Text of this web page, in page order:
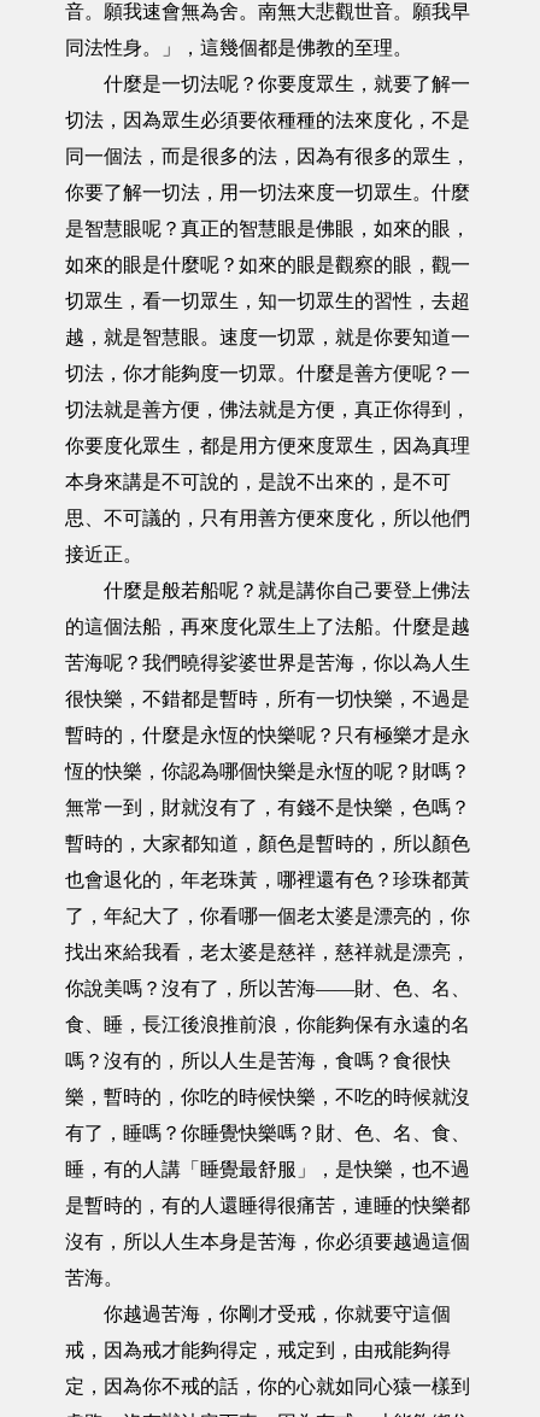
音。願我速會無為舍。南無大悲觀世音。願我早
同法性身。」，這幾個都是佛教的至理。
什麼是一切法呢？你要度眾生，就要了解一
切法，因為眾生必須要依種種的法來度化，不是
同一個法，而是很多的法，因為有很多的眾生，
你要了解一切法，用一切法來度一切眾生。什麼
是智慧眼呢？真正的智慧眼是佛眼，如來的眼，
如來的眼是什麼呢？如來的眼是觀察的眼，觀一
切眾生，看一切眾生，知一切眾生的習性，去超
越，就是智慧眼。速度一切眾，就是你要知道一
切法，你才能夠度一切眾。什麼是善方便呢？一
切法就是善方便，佛法就是方便，真正你得到，
你要度化眾生，都是用方便來度眾生，因為真理
本身來講是不可說的，是說不出來的，是不可
思、不可議的，只有用善方便來度化，所以他們
接近正。
什麼是般若船呢？就是講你自己要登上佛法
的這個法船，再來度化眾生上了法船。什麼是越
苦海呢？我們曉得娑婆世界是苦海，你以為人生
很快樂，不錯都是暫時，所有一切快樂，不過是
暫時的，什麼是永恆的快樂呢？只有極樂才是永
恆的快樂，你認為哪個快樂是永恆的呢？財嗎？
無常一到，財就沒有了，有錢不是快樂，色嗎？
暫時的，大家都知道，顏色是暫時的，所以顏色
也會退化的，年老珠黃，哪裡還有色？珍珠都黃
了，年紀大了，你看哪一個老太婆是漂亮的，你
找出來給我看，老太婆是慈祥，慈祥就是漂亮，
你說美嗎？沒有了，所以苦海——財、色、名、
食、睡，長江後浪推前浪，你能夠保有永遠的名
嗎？沒有的，所以人生是苦海，食嗎？食很快
樂，暫時的，你吃的時候快樂，不吃的時候就沒
有了，睡嗎？你睡覺快樂嗎？財、色、名、食、
睡，有的人講「睡覺最舒服」，是快樂，也不過
是暫時的，有的人還睡得很痛苦，連睡的快樂都
沒有，所以人生本身是苦海，你必須要越過這個
苦海。
你越過苦海，你剛才受戒，你就要守這個
戒，因為戒才能夠得定，戒定到，由戒能夠得
定，因為你不戒的話，你的心就如同心猿一樣到